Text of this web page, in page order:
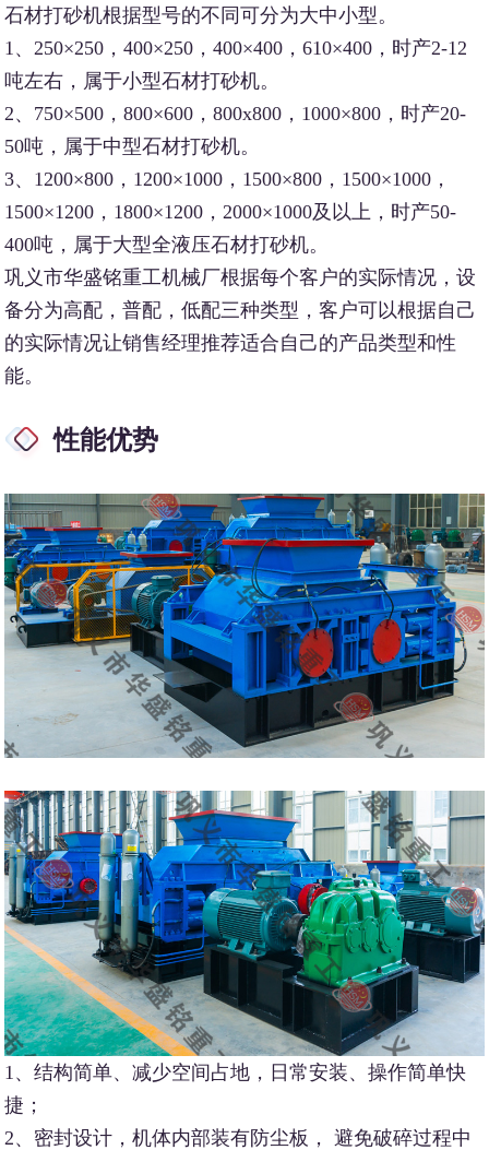
石材打砂机根据型号的不同可分为大中小型。
1、250×250，400×250，400×400，610×400，时产2-12
吨左右，属于小型石材打砂机。
2、750×500，800×600，800x800，1000×800，时产20-
50吨，属于中型石材打砂机。
3、1200×800，1200×1000，1500×800，1500×1000，
1500×1200，1800×1200，2000×1000及以上，时产50-
400吨，属于大型全液压石材打砂机。
巩义市华盛铭重工机械厂根据每个客户的实际情况，设
备分为高配，普配，低配三种类型，客户可以根据自己
的实际情况让销售经理推荐适合自己的产品类型和性
能。
性能优势
1、结构简单、减少空间占地，日常安装、操作简单快
捷；
2、密封设计，机体内部装有防尘板， 避免破碎过程中